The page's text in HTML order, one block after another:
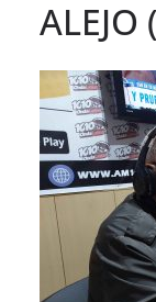
ALEJO